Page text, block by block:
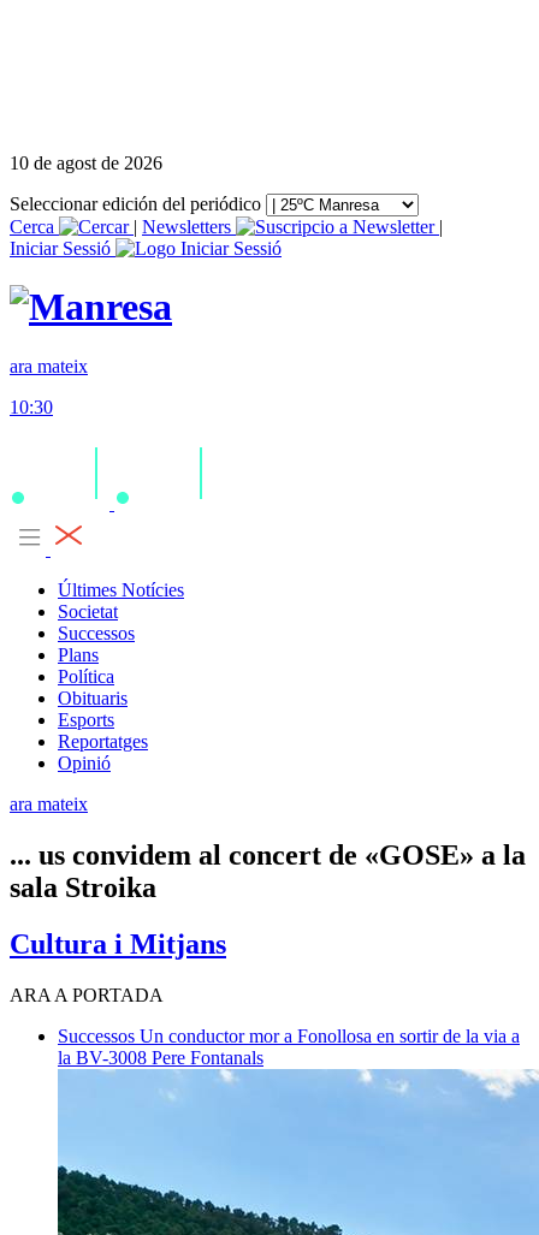
10 de agost de 2026
Seleccionar edición del periódico
Cerca
| Newsletters
|
Iniciar Sessió
ara mateix
10:30
Últimes Notícies
Societat
Successos
Plans
Política
Obituaris
Esports
Reportatges
Opinió
ara mateix
... us convidem al concert de «GOSE» a la
sala Stroika
Cultura i Mitjans
ARA A PORTADA
Successos Un conductor mor a Fonollosa en sortir de la via a
la BV-3008 Pere Fontanals